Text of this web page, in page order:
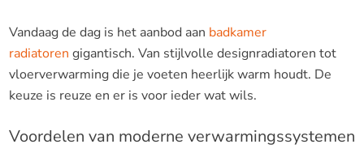
Vandaag de dag is het aanbod aan badkamer
radiatoren gigantisch. Van stijlvolle designradiatoren tot
vloerverwarming die je voeten heerlijk warm houdt. De
keuze is reuze en er is voor ieder wat wils.
Voordelen van moderne verwarmingssystemen